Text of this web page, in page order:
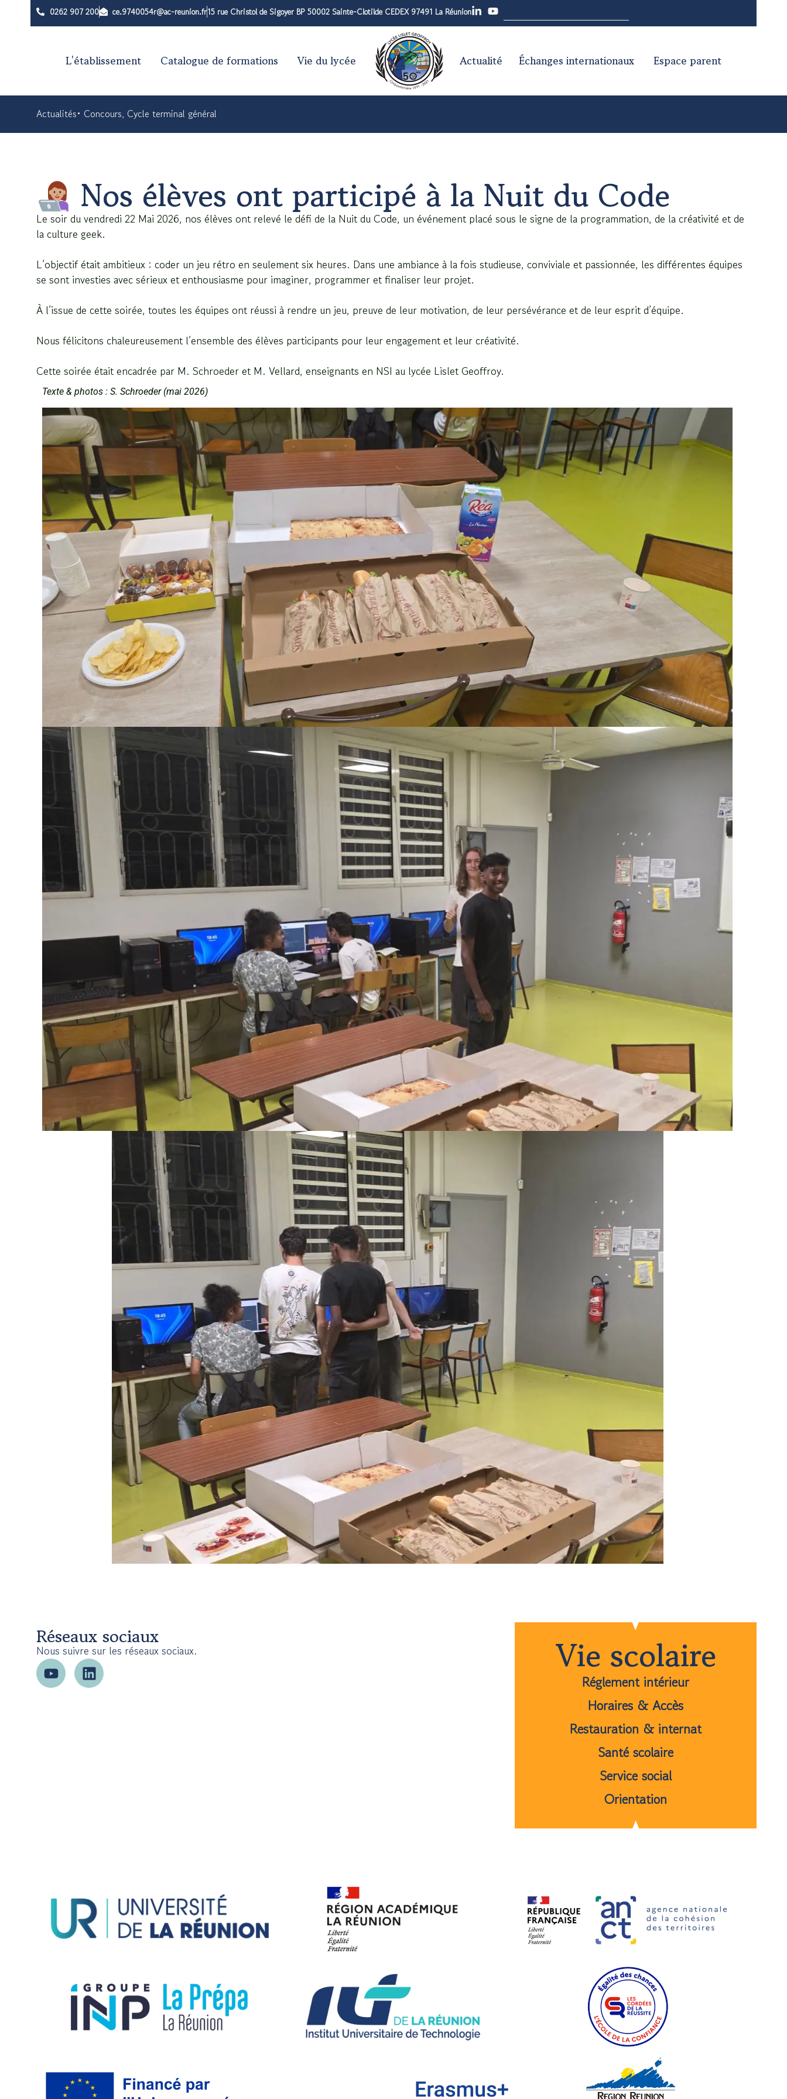
0262 907 200 ce.9740054r@ac-reunion.fr15 rue Christol de Sigoyer BP 50002 Sainte-Clotilde CEDEX 97491 La Réunion
L'établissement Catalogue de formations Vie du lycée Actualité Échanges internationaux Espace parent
Actualités• Concours, Cycle terminal général
Nos élèves ont participé à la Nuit du Code
Le soir du vendredi 22 Mai 2026, nos élèves ont relevé le défi de la Nuit du Code, un événement placé sous le signe de la programmation, de la créativité et de
la culture geek.
L’objectif était ambitieux : coder un jeu rétro en seulement six heures. Dans une ambiance à la fois studieuse, conviviale et passionnée, les différentes équipes
se sont investies avec sérieux et enthousiasme pour imaginer, programmer et finaliser leur projet.
À l’issue de cette soirée, toutes les équipes ont réussi à rendre un jeu, preuve de leur motivation, de leur persévérance et de leur esprit d’équipe.
Nous félicitons chaleureusement l’ensemble des élèves participants pour leur engagement et leur créativité.
Cette soirée était encadrée par M. Schroeder et M. Vellard, enseignants en NSI au lycée Lislet Geoffroy.
Texte & photos : S. Schroeder (mai 2026)
Réseaux sociaux
Nous suivre sur les réseaux sociaux. Vie scolaire
Réglement intérieur
Horaires & Accès
Restauration & internat
Santé scolaire
Service social
Orientation